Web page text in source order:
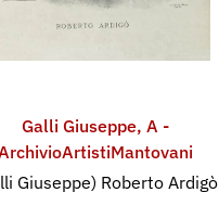
Galli Giuseppe, A -
Giuseppe) Roberto Ardigò